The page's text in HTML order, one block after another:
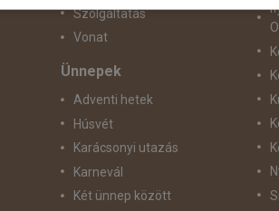
Szolgáltatás
Vonat
Ünnepek
Adventi hetek
Húsvét
Karácsonyi utazás
Karnevál
Két ünnep között